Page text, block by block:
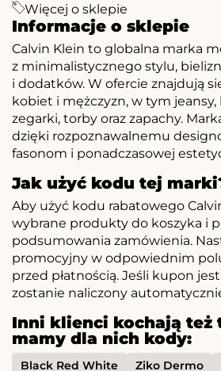
Więcej o sklepie
Informacje o sklepie
Calvin Klein to globalna marka
z minimalistycznego stylu,
i dodatków. W ofercie znajdują
kobiet i mężczyzn, w tym jeansy,
zegarki, torby oraz zapachy.
dzięki rozpoznawalnemu
fasonom i ponadczasowej
Jak użyć kodu tej
Aby użyć kodu rabatowego
wybrane produkty do koszyka i
podsumowania zamówienia.
promocyjny w odpowiednim
przed płatnością. Jeśli kupon
zostanie naliczony
Inni klienci kochają też
mamy dla nich kody:
Black Red White Ziko Dermo